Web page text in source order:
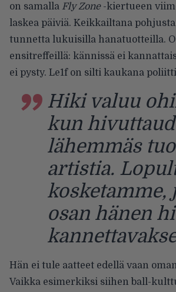
on samalla Fly Zone-kiertueen
laskea päiviä. Keikkailtana
tunnetta lukuisilla hanatuotteilla.
ensitreffeillä: kännissä ei
ei pysty.
Hiki valuu
kun
lähemmäs
artistia.
kosketamme,
osan hänen
Le1f on silti kaukana
Hän ei tule aatteet edellä vaan
Vaikka esimerkiksi siihen ball-